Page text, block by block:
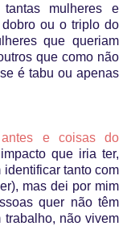
mulheres e
ou o triplo do
que queriam
que como não
é tabu ou apenas
e coisas do
que iria ter,
tanto com
mas dei por mim
quer não têm
trabalho, não vivem